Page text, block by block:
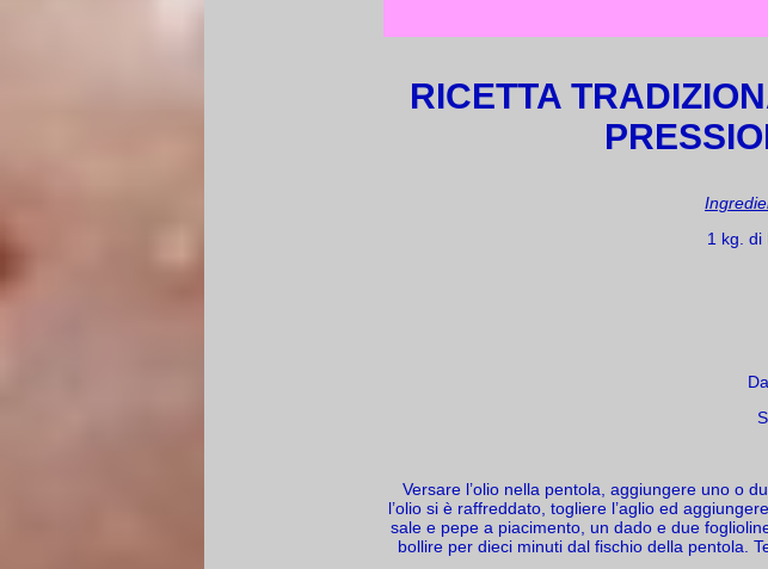
RICETTA
1 kg. di
Versare l’olio nella pentola, aggiungere uno o
l’olio si è raffreddato, togliere l’aglio ed
sale e pepe a piacimento, un dado e due
bollire per dieci minuti dal fischio della pentola.